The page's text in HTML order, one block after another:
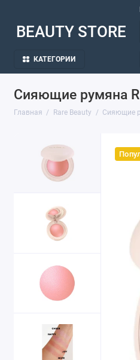
BEAUTY STORE
КАТЕГОРИИ
Сияющие румяна
Главная Rare Beauty Сияющие